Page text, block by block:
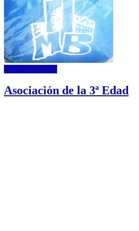
Asociación de la 3ª Edad